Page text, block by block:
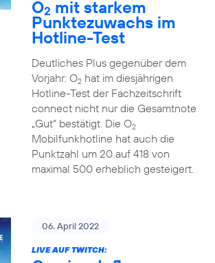
O2 mit starkem
Punktezuwachs im
Hotline-Test
Deutliches Plus gegenüber dem
Vorjahr: O2hat im diesjährigen
Hotline-Test der Fachzeitschrift
connect nicht nur die Gesamtnote
„Gut“ bestätigt. Die O2
Mobilfunkhotline hat auch die
Punktzahl um 20 auf 418 von
maximal 500 erheblich gesteigert.
06. April 2022
LIVE AUF TWITCH: